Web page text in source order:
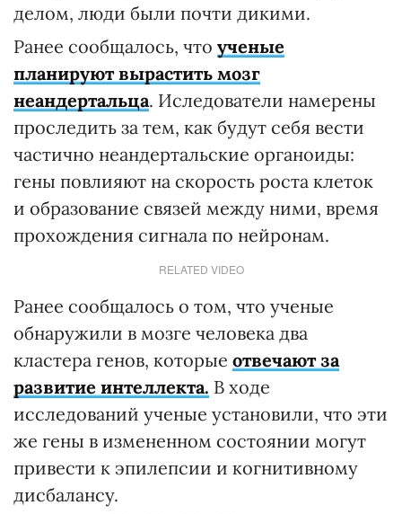
делом, люди были почти дикими.
Ранее сообщалось, что ученые
планируют вырастить мозг
неандертальца. Иследователи намерены
проследить за тем, как будут себя вести
частично неандертальские органоиды:
гены повлияют на скорость роста клеток
и образование связей между ними, время
прохождения сигнала по нейронам.
RELATED VIDEO
Ранее сообщалось о том, что ученые
обнаружили в мозге человека два
кластера генов, которые отвечают за
развитие интеллекта. В ходе
исследований ученые установили, что эти
же гены в измененном состоянии могут
привести к эпилепсии и когнитивному
дисбалансу.